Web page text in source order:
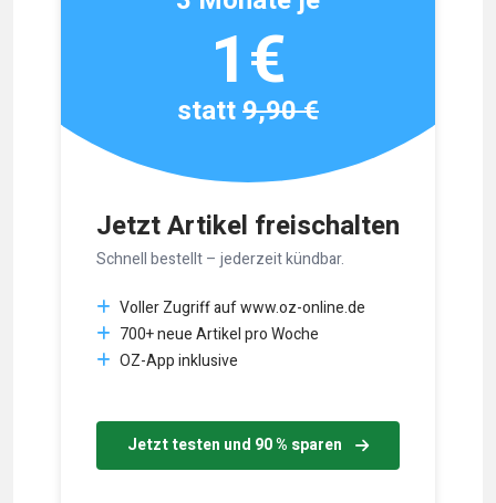
Jetzt Artikel freischalten
Schnell bestellt – jederzeit kündbar.
Voller Zugriff auf www.oz-online.de
700+ neue Artikel pro Woche
OZ-App inklusive
Jetzt testen und 90 % sparen
1€
statt9,90 €